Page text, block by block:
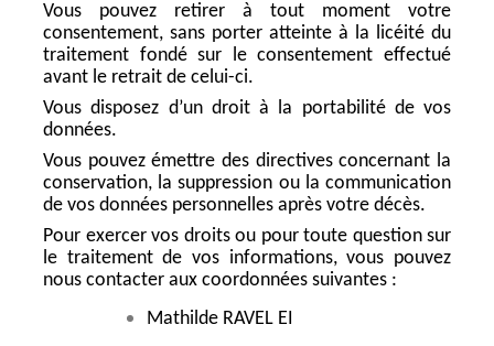
Vous pouvez retirer à tout moment votre
consentement, sans porter atteinte à la licéité du
traitement fondé sur le consentement effectué
avant le retrait de celui-ci.
Vous disposez d’un droit à la portabilité de vos
données.
Vous pouvez émettre des directives concernant la
conservation, la suppression ou la communication
de vos données personnelles après votre décès.
Pour exercer vos droits ou pour toute question sur
le traitement de vos informations, vous pouvez
nous contacter aux coordonnées suivantes :
Mathilde RAVEL EI